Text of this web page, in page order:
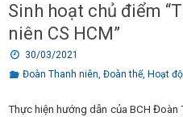
Sinh hoạt chủ điểm
niên CS HCM”
30/03/2021
Đoàn Thanh niên, Đoàn thể, Hoạt
Thực hiện hướng dẫn của BCH